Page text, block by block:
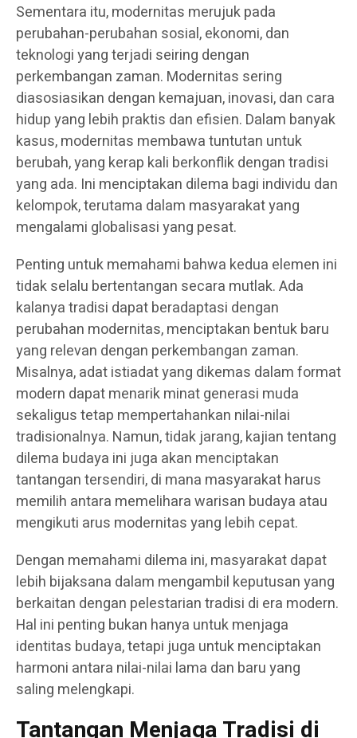
Sementara itu, modernitas merujuk pada
perubahan-perubahan sosial, ekonomi, dan
teknologi yang terjadi seiring dengan
perkembangan zaman. Modernitas sering
diasosiasikan dengan kemajuan, inovasi, dan cara
hidup yang lebih praktis dan efisien. Dalam banyak
kasus, modernitas membawa tuntutan untuk
berubah, yang kerap kali berkonflik dengan tradisi
yang ada. Ini menciptakan dilema bagi individu dan
kelompok, terutama dalam masyarakat yang
mengalami globalisasi yang pesat.
Penting untuk memahami bahwa kedua elemen ini
tidak selalu bertentangan secara mutlak. Ada
kalanya tradisi dapat beradaptasi dengan
perubahan modernitas, menciptakan bentuk baru
yang relevan dengan perkembangan zaman.
Misalnya, adat istiadat yang dikemas dalam format
modern dapat menarik minat generasi muda
sekaligus tetap mempertahankan nilai-nilai
tradisionalnya. Namun, tidak jarang, kajian tentang
dilema budaya ini juga akan menciptakan
tantangan tersendiri, di mana masyarakat harus
memilih antara memelihara warisan budaya atau
mengikuti arus modernitas yang lebih cepat.
Dengan memahami dilema ini, masyarakat dapat
lebih bijaksana dalam mengambil keputusan yang
berkaitan dengan pelestarian tradisi di era modern.
Hal ini penting bukan hanya untuk menjaga
identitas budaya, tetapi juga untuk menciptakan
harmoni antara nilai-nilai lama dan baru yang
saling melengkapi.
Tantangan Menjaga Tradisi di